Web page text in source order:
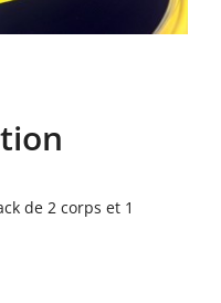
de 2 corps et 1